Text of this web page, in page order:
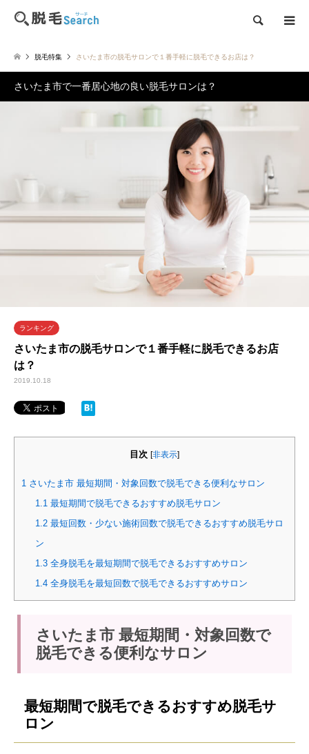
検索
脱毛特集 さいたま市の脱毛サロンで１番手軽に脱毛できるお店は？
さいたま市で一番居心地の良い脱毛サロンは？
ランキング
さいたま市の脱毛サロンで１番手軽に脱毛できるお店
は？
2019.10.18
目次 [非表示]
1 さいたま市 最短期間・対象回数で脱毛できる便利なサロン
1.1最短期間で脱毛できるおすすめ脱毛サロン
1.2最短回数・少ない施術回数で脱毛できるおすすめ脱毛サロ
ン
1.3全身脱毛を最短期間で脱毛できるおすすめサロン
1.4全身脱毛を最短回数で脱毛できるおすすめサロン
さいたま市 最短期間・対象回数で
脱毛できる便利なサロン
最短期間で脱毛できるおすすめ脱毛サ
ロン